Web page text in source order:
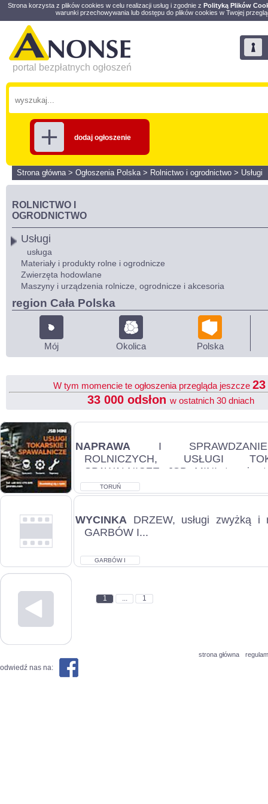
Strona korzysta z plików cookies w celu realizacji usług i zgodnie z Polityką Plików
warunki przechowywania lub dostępu do plików cookies w Twojej
portal bezpłatnych ogłoszeń
dodaj ogłoszenie
Strona główna> Ogłoszenia Polska> Rolnictwo i ogrodnictwo > Usługi
ROLNICTWO I
OGRODNICTWO
Usługi
usługa
Materiały i produkty rolne i ogrodnicze
Zwierzęta hodowlane
Maszyny i urządzenia rolnicze, ogrodnicze i akcesoria
region Cała Polska
Mój Okolica Polska
W tym momencie te ogłoszenia przegląda jeszcze
33 000 odsłon w ostatnich 30 dniach
NAPRAWA I
ROLNICZYCH, USŁUGI
SPAWALNICZE JSB MINI to nie
wysokiej klasy minimaszyn.
TORUŃ
WYCINKA DRZEW, usługi zwyżką i
GARBÓW I...
GARBÓW I
1 ... 1
strona główna
odwiedź nas na: